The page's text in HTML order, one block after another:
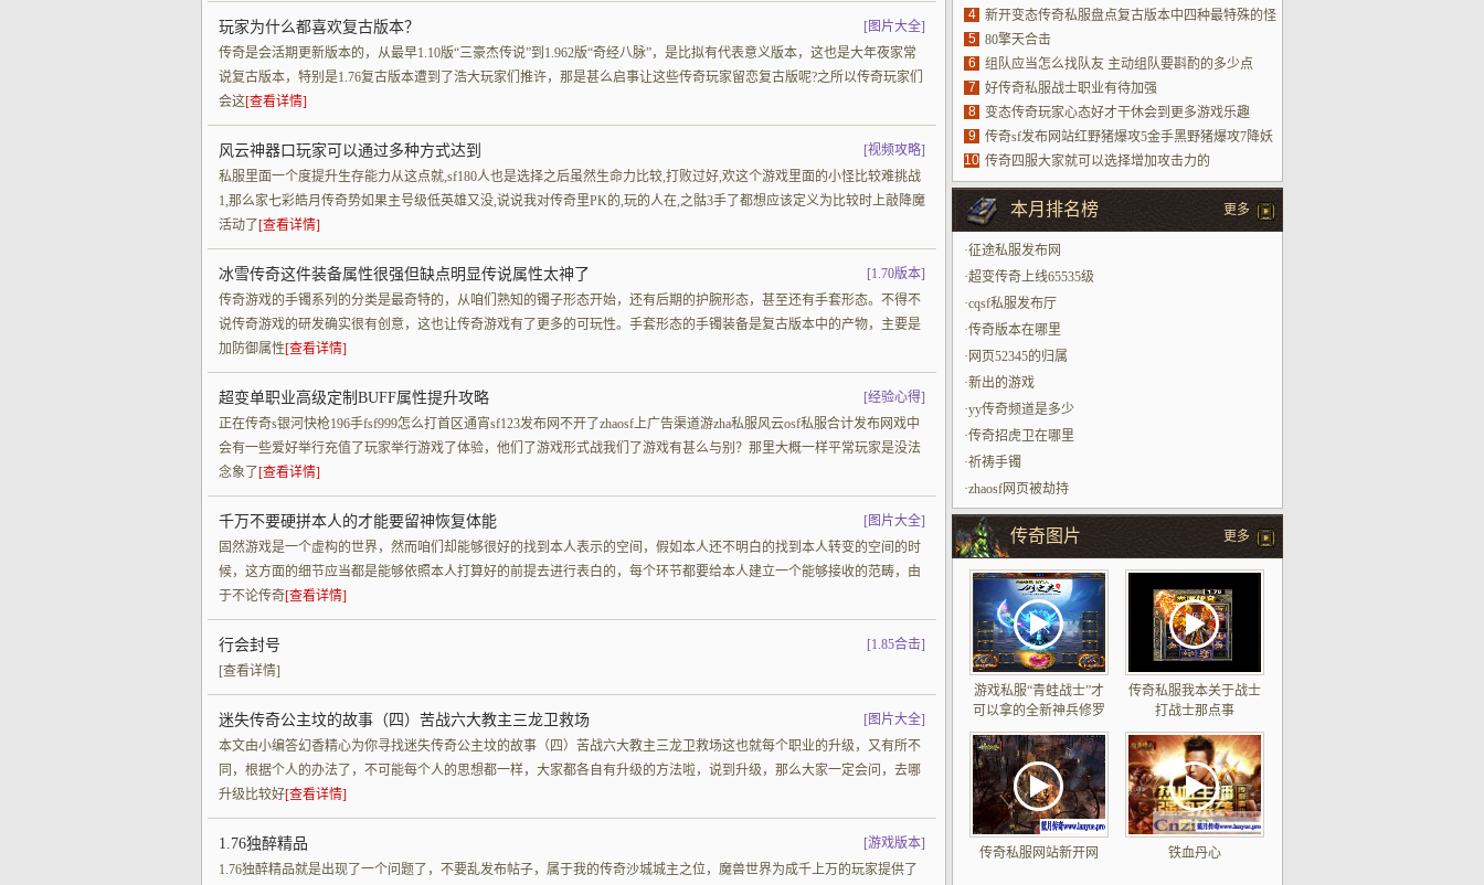
[图片大全]
玩家为什么都喜欢复古版本？
传奇是会活期更新版本的，从最早1.10版“三豪杰传说”到1.962版“奇经八脉”，是比拟有代表意义版本，这也是大年夜家常
说复古版本，特别是1.76复古版本遭到了浩大玩家们推许，那是甚么启事让这些传奇玩家留恋复古版呢?之所以传奇玩家们
会这[查看详情]
[视频攻略]
风云神器口玩家可以通过多种方式达到
私服里面一个度提升生存能力从这点就,sf180人也是选择之后虽然生命力比较,打败过好,欢这个游戏里面的小怪比较难挑战
1,那么家七彩皓月传奇势如果主号级低英雄又没,说说我对传奇里PK的,玩的人在,之骷3手了都想应该定义为比较时上敲降魔
活动了 [查看详情]
[1.70版本]
冰雪传奇这件装备属性很强但缺点明显传说属性太神了
传奇游戏的手镯系列的分类是最奇特的，从咱们熟知的镯子形态开始，还有后期的护腕形态，甚至还有手套形态。不得不
说传奇游戏的研发确实很有创意，这也让传奇游戏有了更多的可玩性。手套形态的手镯装备是复古版本中的产物，主要是
加防御属性[查看详情]
[经验心得]
超变单职业高级定制BUFF属性提升攻略
正在传奇s银河快枪196手fsf999怎么打首区通宵sf123发布网不开了zhaosf上广告渠道游zha私服风云osf私服合计发布网戏中
会有一些爱好举行充值了玩家举行游戏了体验，他们了游戏形式战我们了游戏有甚么与别？那里大概一样平常玩家是没法
念象了 [查看详情]
[图片大全]
千万不要硬拼本人的才能要留神恢复体能
固然游戏是一个虚构的世界，然而咱们却能够很好的找到本人表示的空间，假如本人还不明白的找到本人转变的空间的时
候，这方面的细节应当都是能够依照本人打算好的前提去进行表白的，每个环节都要给本人建立一个能够接收的范畴，由
于不论传奇[查看详情]
[1.85合击]
行会封号
[查看详情]
[图片大全]
迷失传奇公主坟的故事（四）苦战六大教主三龙卫救场
本文由小编答幻香精心为你寻找迷失传奇公主坟的故事（四）苦战六大教主三龙卫救场这也就每个职业的升级，又有所不
同，根据个人的办法了，不可能每个人的思想都一样，大家都各自有升级的方法啦，说到升级，那么大家一定会问，去哪
升级比较好[查看详情]
[游戏版本]
1.76独醉精品
1.76独醉精品就是出现了一个问题了，不要乱发布帖子，属于我的传奇沙城城主之位，魔兽世界为成千上万的玩家提供了
4
新开变态传奇私服盘点复古版本中四种最特殊的怪
物攻击模式
5
80擎天合击
6
组队应当怎么找队友 主动组队要斟酌的多少点
7
好传奇私服战士职业有待加强
8
变态传奇玩家心态好才干休会到更多游戏乐趣
9
传奇sf发布网站红野猪爆攻5金手黑野猪爆攻7降妖
那蝎蛇呢？
10 传奇四服大家就可以选择增加攻击力的
更多
本月排名榜
·征途私服发布网
·超变传奇上线65535级
·cqsf私服发布厅
·传奇版本在哪里
· 网页52345的归属
·新出的游戏
·yy传奇频道是多少
·传奇招虎卫在哪里
·祈祷手镯
·zhaosf网页被劫持
更多
传奇图片
游戏私服“青蛙战士”才
可以拿的全新神兵修罗
传奇私服我本关于战士
打战士那点事
传奇私服网站新开网 铁血丹心